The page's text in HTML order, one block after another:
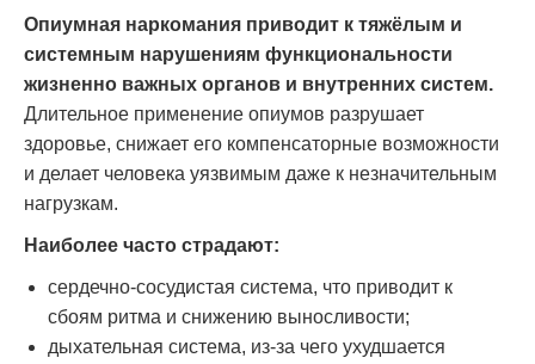
Опиумная наркомания приводит к тяжёлым и
системным нарушениям функциональности
жизненно важных органов и внутренних систем.
Длительное применение опиумов разрушает
здоровье, снижает его компенсаторные возможности
и делает человека уязвимым даже к незначительным
нагрузкам.
Наиболее часто страдают:
сердечно-сосудистая система, что приводит к
сбоям ритма и снижению выносливости;
дыхательная система, из-за чего ухудшается